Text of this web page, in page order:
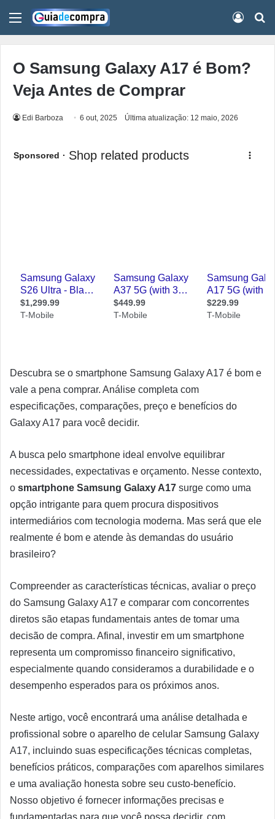
Menu
O Samsung Galaxy A17 é Bom?
Veja Antes de Comprar
Edi Barboza 6 out, 2025 Última atualização: 12 maio, 2026
Descubra se o smartphone Samsung Galaxy A17 é bom e
vale a pena comprar. Análise completa com
especificações, comparações, preço e benefícios do
Galaxy A17 para você decidir.
A busca pelo smartphone ideal envolve equilibrar
necessidades, expectativas e orçamento. Nesse contexto,
o smartphone Samsung Galaxy A17 surge como uma
opção intrigante para quem procura dispositivos
intermediários com tecnologia moderna. Mas será que ele
realmente é bom e atende às demandas do usuário
brasileiro?
Compreender as características técnicas, avaliar o preço
do Samsung Galaxy A17 e comparar com concorrentes
diretos são etapas fundamentais antes de tomar uma
decisão de compra. Afinal, investir em um smartphone
representa um compromisso financeiro significativo,
especialmente quando consideramos a durabilidade e o
desempenho esperados para os próximos anos.
Neste artigo, você encontrará uma análise detalhada e
profissional sobre o aparelho de celular Samsung Galaxy
A17, incluindo suas especificações técnicas completas,
benefícios práticos, comparações com aparelhos similares
e uma avaliação honesta sobre seu custo-benefício.
Nosso objetivo é fornecer informações precisas e
fundamentadas para que você possa decidir, com